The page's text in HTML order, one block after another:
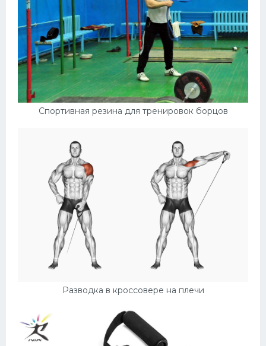
Спортивная резина для тренировок борцов
Разводка в кроссовере на плечи